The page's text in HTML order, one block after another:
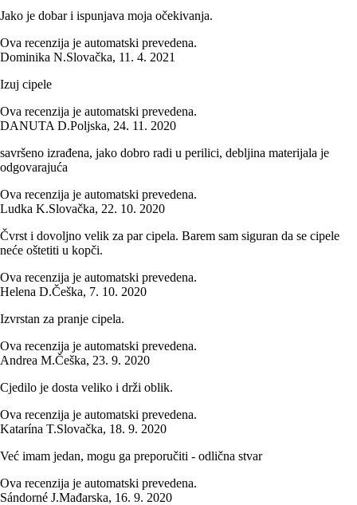
Jako je dobar i ispunjava moja očekivanja.
Ova recenzija je automatski prevedena.
Dominika N.Slovačka, 11. 4. 2021
Izuj cipele
Ova recenzija je automatski prevedena.
DANUTA D.Poljska, 24. 11. 2020
savršeno izrađena, jako dobro radi u perilici, debljina materijala je
odgovarajuća
Ova recenzija je automatski prevedena.
Ludka K.Slovačka, 22. 10. 2020
Čvrst i dovoljno velik za par cipela. Barem sam siguran da se cipele
neće oštetiti u kopči.
Ova recenzija je automatski prevedena.
Helena D.Češka, 7. 10. 2020
Izvrstan za pranje cipela.
Ova recenzija je automatski prevedena.
Andrea M.Češka, 23. 9. 2020
Cjedilo je dosta veliko i drži oblik.
Ova recenzija je automatski prevedena.
Katarína T.Slovačka, 18. 9. 2020
Već imam jedan, mogu ga preporučiti - odlična stvar
Ova recenzija je automatski prevedena.
Sándorné J.Mađarska, 16. 9. 2020